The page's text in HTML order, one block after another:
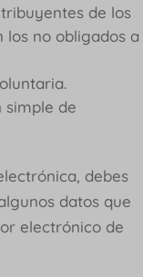
de los
los no obligados a
simple de
debes
datos que
electrónico de